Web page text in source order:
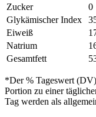
Zucker
0
Glykämischer Index
Eiweiß
Natrium
Gesamtfett
*Der % Tageswert
Portion zu einer
Tag werden als